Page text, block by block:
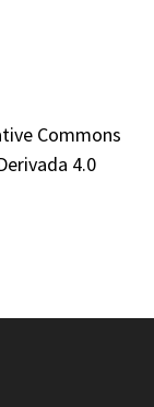
Commons
4.0